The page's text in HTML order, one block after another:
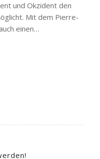
und Okzident den
Mit dem Pierre-
einen…